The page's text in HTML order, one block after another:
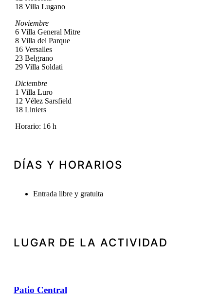
18 Villa Lugano
Noviembre
6 Villa General Mitre
8 Villa del Parque
16 Versalles
23 Belgrano
29 Villa Soldati
Diciembre
1 Villa Luro
12 Vélez Sarsfield
18 Liniers
Horario: 16 h
DÍAS Y HORARIOS
Entrada libre y gratuita
LUGAR DE LA ACTIVIDAD
Patio Central